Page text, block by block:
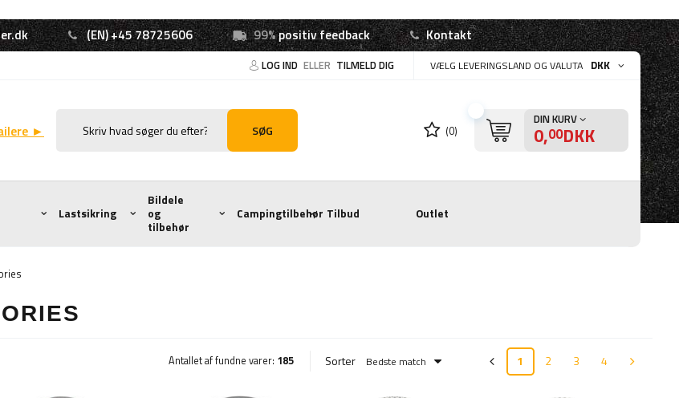
(EN) +45 78725606 99%positiv feedback Kontakt
LOG IND ELLER TILMELD DIG VÆLG LEVERINGSLAND OG VALUTA DKK
► SØG (0)
DIN KURV
0,00DKK
Lastsikring
Bildele
og
tilbehør
Campingtilbehør Tilbud Outlet
Antallet af fundne varer: 185 Sorter Bedste match 1 2 3 4